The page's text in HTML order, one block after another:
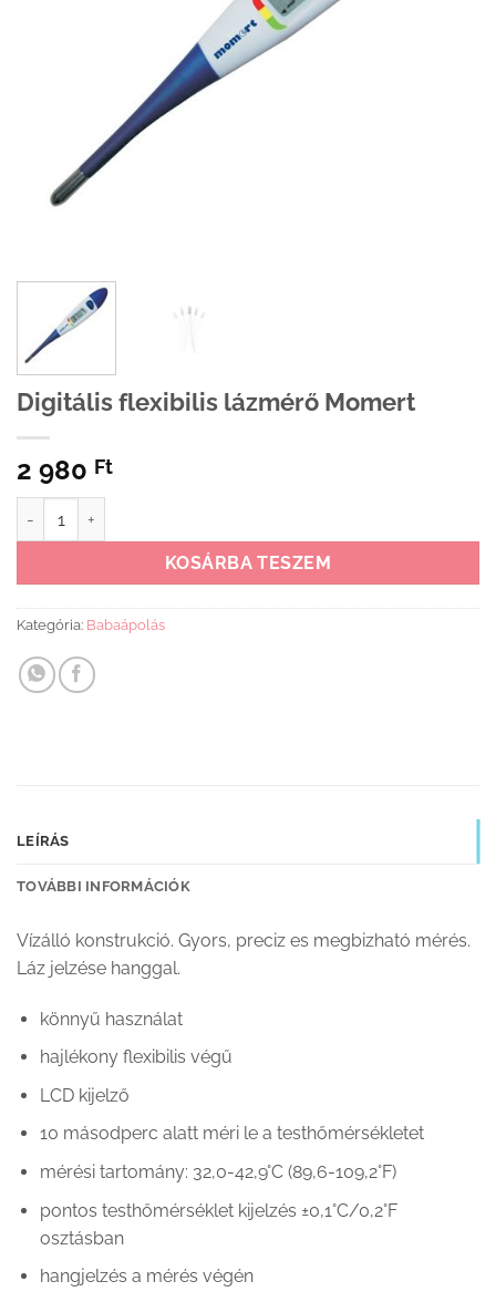
Digitális flexibilis lázmérő Momert
2 980 Ft
KOSÁRBA TESZEM
Kategória: Babaápolás
LEÍRÁS
TOVÁBBI INFORMÁCIÓK
Vízálló konstrukció. Gyors, preciz es megbizható mérés.
Láz jelzése hanggal.
könnyű használat
hajlékony flexibilis végű
LCD kijelző
10 másodperc alatt méri le a testhőmérsékletet
mérési tartomány: 32,0-42,9°C (89,6-109,2°F)
pontos testhőmérséklet kijelzés ±0,1°C/0,2°F
osztásban
hangjelzés a mérés végén